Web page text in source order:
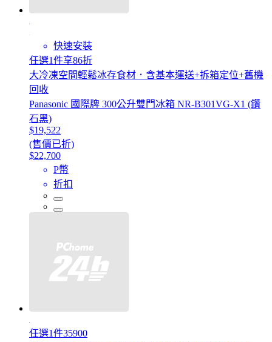
快速安裝
任選1件享86折
大冷凍空間輕鬆冰存食材．含基本運送+拆箱定位+舊機
回收
Panasonic 國際牌 300公升雙門冰箱 NR-B301VG-X1 (鑽
石黑)
$19,522
(售價已折)
$22,700
P幣
折扣
任選1件35900